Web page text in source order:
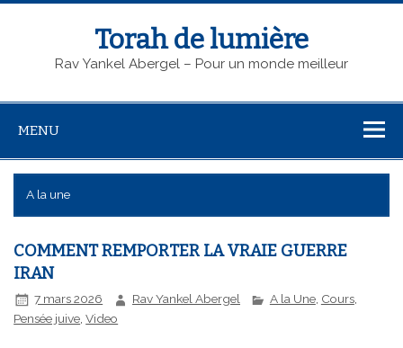
Torah de lumière
Rav Yankel Abergel – Pour un monde meilleur
MENU
A la une
COMMENT REMPORTER LA VRAIE GUERRE
IRAN
7 mars 2026 Rav Yankel Abergel A la Une, Cours,
Pensée juive ,Video